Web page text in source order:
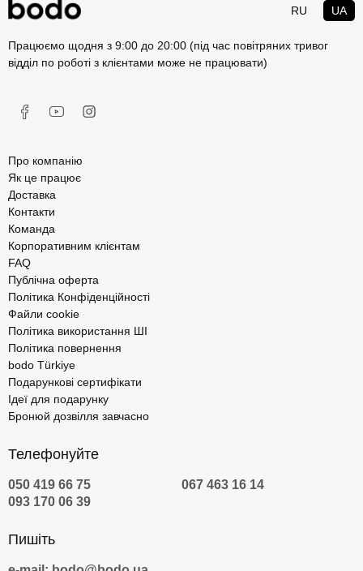
RU UA
Працюємо щодня з 9:00 до 20:00 (під час повітряних тривог
відділ по роботі з клієнтами може не працювати)
Про компанію
Як це працює
Доставка
Контакти
Команда
Корпоративним клієнтам
FAQ
Публічна оферта
Політика Конфіденційності
Файли cookie
Політика використання ШІ
Політика повернення
bodo Türkiye
Подарункові сертифікати
Ідеї для подарунку
Бронюй дозвілля завчасно
Телефонуйте
050 419 66 75
067 463 16 14
093 170 06 39
Пишіть